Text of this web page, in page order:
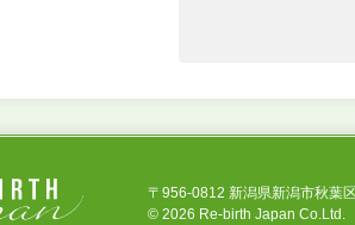
〒956-0812 新潟県新潟市秋葉
© 2026 Re-birth Japan Co.Ltd.